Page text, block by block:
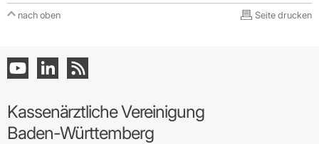
nach oben Seite drucken
Kassenärztliche Vereinigung
Baden-Württemberg